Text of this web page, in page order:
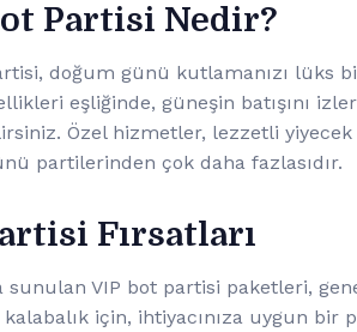
Partisi Nedir?
doğum günü kutlamanızı lüks
eşliğinde, güneşin batışını
Özel hizmetler, lezzetli
partilerinden çok daha fazlasıdır.
Fırsatları
sunulan VIP bot partisi paketleri,
için, ihtiyacınıza uygun